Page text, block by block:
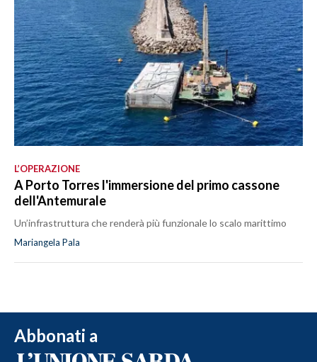
L’OPERAZIONE
A Porto Torres l'immersione del primo cassone
dell'Antemurale
Un’infrastruttura che renderà più funzionale lo scalo marittimo
Mariangela Pala
Abbonati a